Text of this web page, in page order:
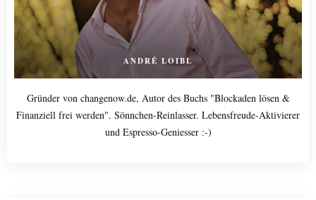
ANDRÉ LOIBL
Gründer von changenow.de, Autor des Buchs "Blockaden lösen &
Finanziell frei werden". Sönnchen-Reinlasser. Lebensfreude-Aktivierer
und Espresso-Geniesser :-)